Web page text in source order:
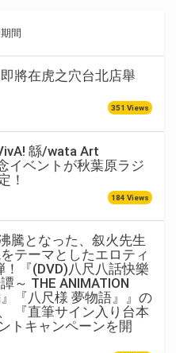
間
將在虎之穴台北店舉
351 Views
緜/wata Art
イベントが秋葉原ラジ
！
184 Views
騰となった、叙火先生
テーマとしたエロティ
！『(DVD)八尺八話快樂
～ THE ANIMATION
』『八尺様 夢物語』』の
『直筆サイン入り台本
トキャンペーンを開